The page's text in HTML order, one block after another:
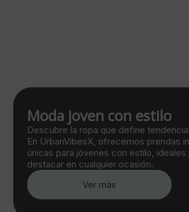
Moda joven con estilo
Descubre la ropa que define
En UrbanVibesX, ofrecemos prendas
únicas para jóvenes con estilo, ideales
destacar en cualquier ocasión.
Ver más